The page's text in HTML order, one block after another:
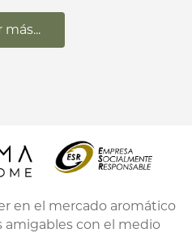
más...
en el mercado aromático
con el medio